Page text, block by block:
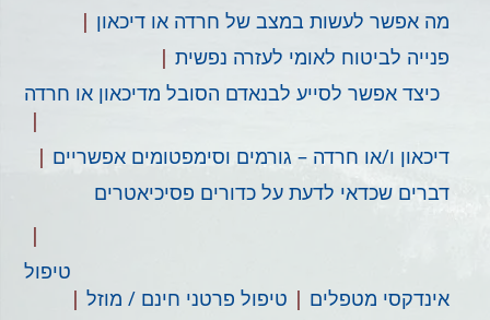
מה אפשר לעשות במצב של חרדה או דיכאון​
פנייה לביטוח לאומי לעזרה נפשית
כיצד אפשר לסייע לבנאדם הסובל מדיכאון או חרדה​
דיכאון ו/או חרדה​ – גורמים וסימפטומים אפשריים
דברים שכדאי לדעת על כדורים פסיכיאטרים
טיפול
אינדקסי מטפלים
טיפול פרטני חינם / מוזל​​